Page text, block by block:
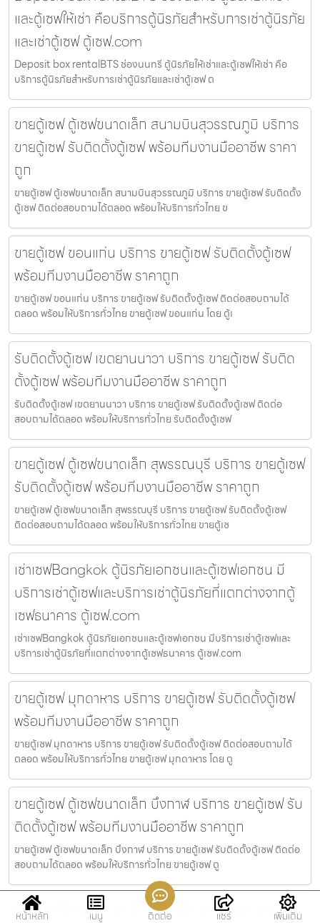
และตู้เซฟให้เช่า คือบริการตู้นิรภัยสำหรับการเช่าตู้นิรภัย
และเช่าตู้เซฟ ตู้เซฟ.com
Deposit box rentalBTS ช่องนนทรี ตู้นิรภัยให้เช่าและตู้เซฟให้เช่า คือ
บริการตู้นิรภัยสำหรับการเช่าตู้นิรภัยและเช่าตู้เซฟ ต
ขายตู้เซฟ ตู้เซฟขนาดเล็ก สนามบินสุวรรณภูมิ บริการ
ขายตู้เซฟ รับติดตั้งตู้เซฟ พร้อมทีมงานมืออาชีพ ราคา
ถูก
ขายตู้เซฟ ตู้เซฟขนาดเล็ก สนามบินสุวรรณภูมิ บริการ ขายตู้เซฟ รับติดตั้ง
ตู้เซฟ ติดต่อสอบถามได้ตลอด พร้อมให้บริการทั่วไทย ข
ขายตู้เซฟ ขอนแก่น บริการ ขายตู้เซฟ รับติดตั้งตู้เซฟ
พร้อมทีมงานมืออาชีพ ราคาถูก
ขายตู้เซฟ ขอนแก่น บริการ ขายตู้เซฟ รับติดตั้งตู้เซฟ ติดต่อสอบถามได้
ตลอด พร้อมให้บริการทั่วไทย ขายตู้เซฟ ขอนแก่น โดย ตู้เ
รับติดตั้งตู้เซฟ เขตยานนาวา บริการ ขายตู้เซฟ รับติด
ตั้งตู้เซฟ พร้อมทีมงานมืออาชีพ ราคาถูก
รับติดตั้งตู้เซฟ เขตยานนาวา บริการ ขายตู้เซฟ รับติดตั้งตู้เซฟ ติดต่อ
สอบถามได้ตลอด พร้อมให้บริการทั่วไทย รับติดตั้งตู้เซฟ
ขายตู้เซฟ ตู้เซฟขนาดเล็ก สุพรรณบุรี บริการ ขายตู้เซฟ
รับติดตั้งตู้เซฟ พร้อมทีมงานมืออาชีพ ราคาถูก
ขายตู้เซฟ ตู้เซฟขนาดเล็ก สุพรรณบุรี บริการ ขายตู้เซฟ รับติดตั้งตู้เซฟ
ติดต่อสอบถามได้ตลอด พร้อมให้บริการทั่วไทย ขายตู้เซ
เช่าเซฟBangkok ตู้นิรภัยเอกชนและตู้เซฟเอกชน มี
บริการเช่าตู้เซฟและบริการเช่าตู้นิรภัยที่แตกต่างจากตู้
เซฟธนาคาร ตู้เซฟ.com
เช่าเซฟBangkok ตู้นิรภัยเอกชนและตู้เซฟเอกชน มีบริการเช่าตู้เซฟและ
บริการเช่าตู้นิรภัยที่แตกต่างจากตู้เซฟธนาคาร ตู้เซฟ.com
ขายตู้เซฟ มุกดาหาร บริการ ขายตู้เซฟ รับติดตั้งตู้เซฟ
พร้อมทีมงานมืออาชีพ ราคาถูก
ขายตู้เซฟ มุกดาหาร บริการ ขายตู้เซฟ รับติดตั้งตู้เซฟ ติดต่อสอบถามได้
ตลอด พร้อมให้บริการทั่วไทย ขายตู้เซฟ มุกดาหาร โดย ตู
ขายตู้เซฟ ตู้เซฟขนาดเล็ก บึงกาฬ บริการ ขายตู้เซฟ รับ
ติดตั้งตู้เซฟ พร้อมทีมงานมืออาชีพ ราคาถูก
ขายตู้เซฟ ตู้เซฟขนาดเล็ก บึงกาฬ บริการ ขายตู้เซฟ รับติดตั้งตู้เซฟ ติดต่อ
สอบถามได้ตลอด พร้อมให้บริการทั่วไทย ขายตู้เซฟ ตู
ตู้นิรภัยให้เช่าพระราม 4 บริการห้องมั่นคงมีกล่อง
หน้าหลัก เมนู ติดต่อ แชร์ เพิ่มเติม